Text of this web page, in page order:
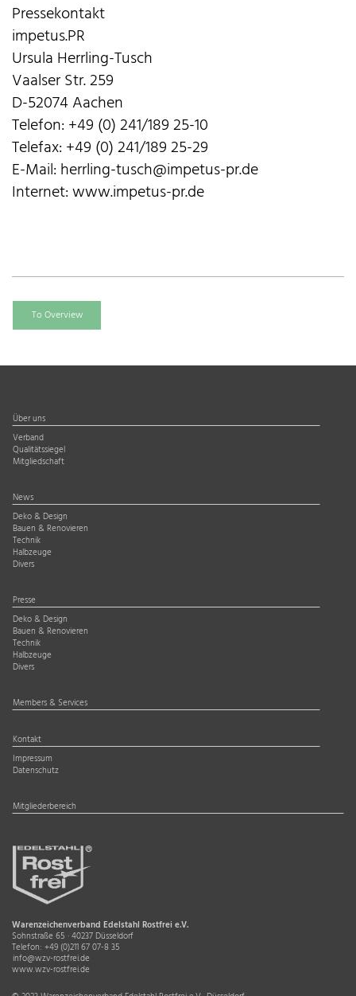
Pressekontakt
impetus.PR
Ursula Herrling-Tusch
Vaalser Str. 259
D-52074 Aachen
Telefon: +49 (0) 241/189 25-10
Telefax: +49 (0) 241/189 25-29
E-Mail: herrling-tusch@impetus-pr.de
Internet: www.impetus-pr.de
To Overview
Über uns
Verband
Qualitätssiegel
Mitgliedschaft
News
Deko & Design
Bauen & Renovieren
Technik
Halbzeuge
Divers
Presse
Deko & Design
Bauen & Renovieren
Technik
Halbzeuge
Divers
Members & Services
Kontakt
Impressum
Datenschutz
Mitgliederbereich
Warenzeichenverband Edelstahl Rostfrei e.V.
Sohnstraße 65 · 40237 Düsseldorf
Telefon: +49 (0)211 67 07-8 35
info@wzv-rostfrei.de
www.wzv-rostfrei.de